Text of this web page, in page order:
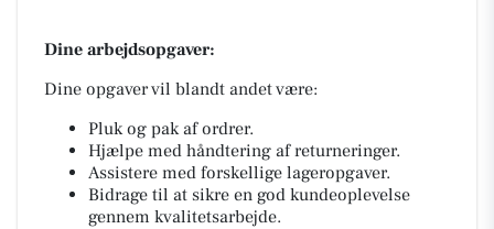
Dine arbejdsopgaver:
Dine opgaver vil blandt andet være:
Pluk og pak af ordrer.
Hjælpe med håndtering af returneringer.
Assistere med forskellige lageropgaver.
Bidrage til at sikre en god kundeoplevelse
gennem kvalitetsarbejde.